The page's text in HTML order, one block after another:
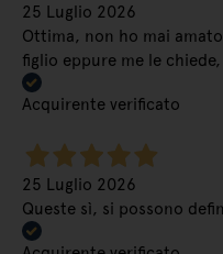
25 Luglio 2026
Ottima, non ho mai
figlio eppure me le
Acquirente verificato
25 Luglio 2026
Queste sì, si possono